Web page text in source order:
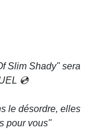
Slim Shady" sera
💿
le désordre, elles
pour vous"